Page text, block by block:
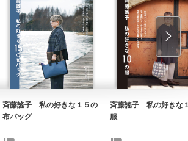
斉藤謠子 私の好きな１５の
布バッグ
斉藤謠子 私の好きな
服